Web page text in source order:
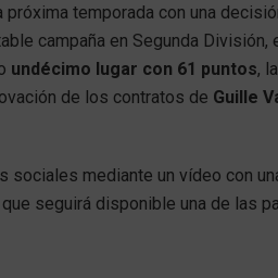
temporada con una
campaña en Segunda División,
undécimo lugar con 61 puntos,
de los contratos de Guille
sociales mediante un vídeo con
seguirá disponible una de las